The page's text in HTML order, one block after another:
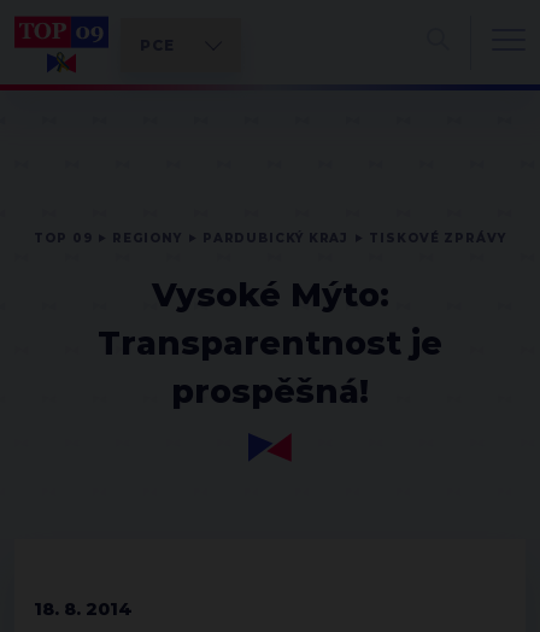
Vysoké Mýto:
Transparentnost je
prospěšná!
18. 8. 2014